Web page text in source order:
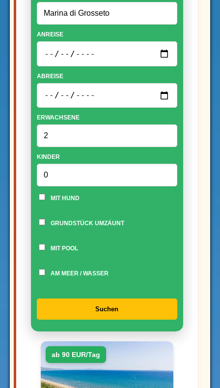
ANREISE
ABREISE
ERWACHSENE
KINDER
MIT HUND
GRUNDSTÜCK UMZÄUNT
MIT POOL
AM MEER / WASSER
Suchen
ab 90 EUR/Tag